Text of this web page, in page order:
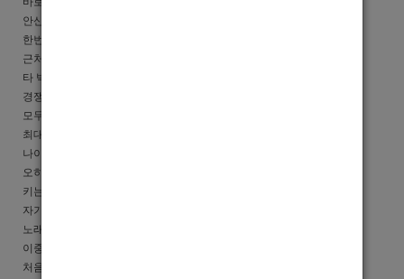
안산 지역 박스 최고의 사이즈를 자랑하고 있으며,
한번 인연을 맺으면 계속 같이 지내는 식구들이 태반입니다.
근처 콜지명도 1순위 이며, 첫콜에 메이드 되기로 유명합니다.
타 박스들은 여러박스가 모여 밀방 및 자기선수들 챙기기에
경쟁이 심각한 실정이지놀자는 단일 박스 원칙으로
모두 내가족이라는 생각으로 빠른 적응 하실수 있게
최대한 노력합니다.
나이 20대~40대까지
오히려 나이많으신 분을 많이 찾는경우도 있습니다.
키는 기본적으로 170이상(깔창인정)
자기관리 및 스타일 좋으신분, 말재주 좋으신분
노래를 잘하시는분, 또는 끼가 넘치시는분
이중 한가지만 잘하셔도 대박나실겁니다.
처음이신 분들도 장점을 이끌어 드리니